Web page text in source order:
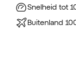
Snelheid tot
Buitenland